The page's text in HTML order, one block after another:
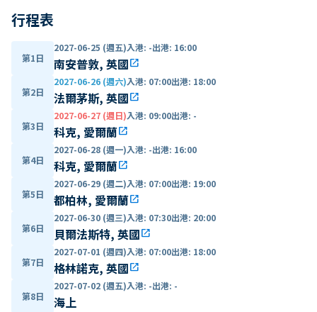
行程表
第1日
2027-06-25 (週五)入港: -出港: 16:00
南安普敦, 英國open_in_new
第2日
2027-06-26 (週六)入港: 07:00出港: 18:00
法爾茅斯, 英國open_in_new
第3日
2027-06-27 (週日)入港: 09:00出港: -
科克, 愛爾蘭open_in_new
第4日
2027-06-28 (週一)入港: -出港: 16:00
科克, 愛爾蘭open_in_new
第5日
2027-06-29 (週二)入港: 07:00出港: 19:00
都柏林, 愛爾蘭open_in_new
第6日
2027-06-30 (週三)入港: 07:30出港: 20:00
貝爾法斯特, 英國open_in_new
第7日
2027-07-01 (週四)入港: 07:00出港: 18:00
格林諾克, 英國open_in_new
第8日
2027-07-02 (週五)入港: -出港: -
海上